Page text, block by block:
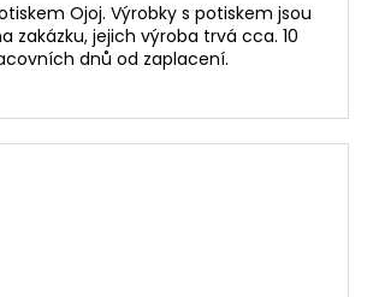
Ojoj. Výrobky s potiskem jsou
zakázku, jejich výroba trvá cca. 10
dnů od zaplacení.